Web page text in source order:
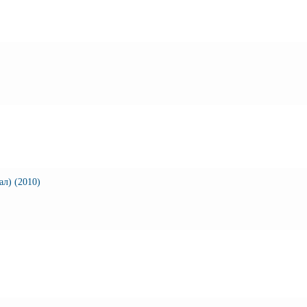
(2010)